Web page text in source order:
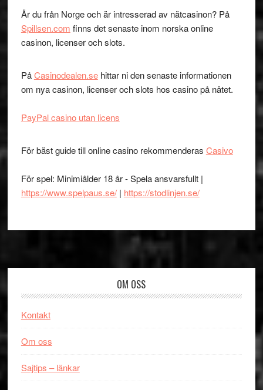
Är du från Norge och är intresserad av nätcasinon? På
Spillsen.com finns det senaste inom norska online
casinon, licenser och slots.
PåCasinodealen.sehittar ni den senaste informationen
om nya casinon, licenser och slots hos casino på nätet.
PayPal casino utan licens
För bäst guide till online casino rekommenderas Casivo
För spel: Minimiålder 18 år - Spela ansvarsfullt |
https://www.spelpaus.se/| https://stodlinjen.se/
OM OSS
Kontakt
Om oss
Sajtips – länkar